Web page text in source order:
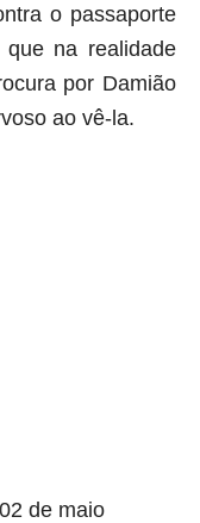
o passaporte
na realidade
por Damião
ao vê-la.
de maio